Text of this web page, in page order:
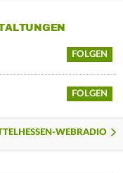
FOLGEN
FOLGEN
WEBRADIO